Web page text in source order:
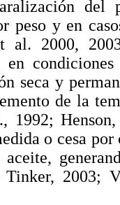
del
peso y en
al. 2000,
en
seca y
de la
1992;
o cesa
aceite,
2003;